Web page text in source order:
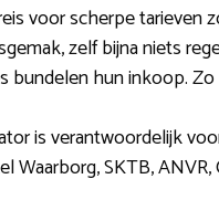
voor scherpe tarieven
zelf bijna niets
bundelen hun inkoop.
is verantwoordelijk
Waarborg, SKTB, ANVR,